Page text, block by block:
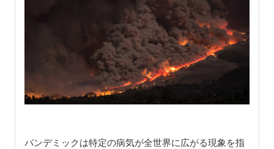
パンデミックは特定の病気が全世界に広がる現象を指